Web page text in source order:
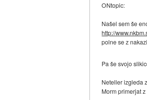
ONtopic:
Našel sem še
http://
polne se z
Pa še svojo
Neteller izgleda
Morm primerjat